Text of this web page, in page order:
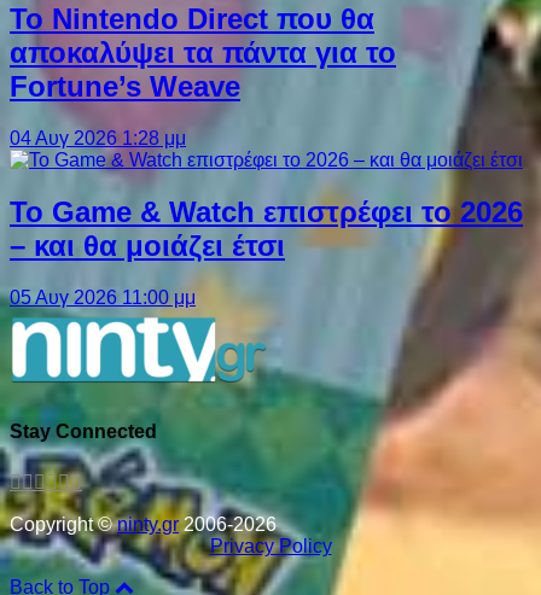
Το Nintendo Direct που θα
αποκαλύψει τα πάντα για το
Fortune’s Weave
04 Αυγ 2026 1:28 μμ
Το Game & Watch επιστρέφει το 2026
– και θα μοιάζει έτσι
05 Αυγ 2026 11:00 μμ
Stay Connected
Copyright ©ninty.gr 2006-2026
Privacy Policy
Back to Top